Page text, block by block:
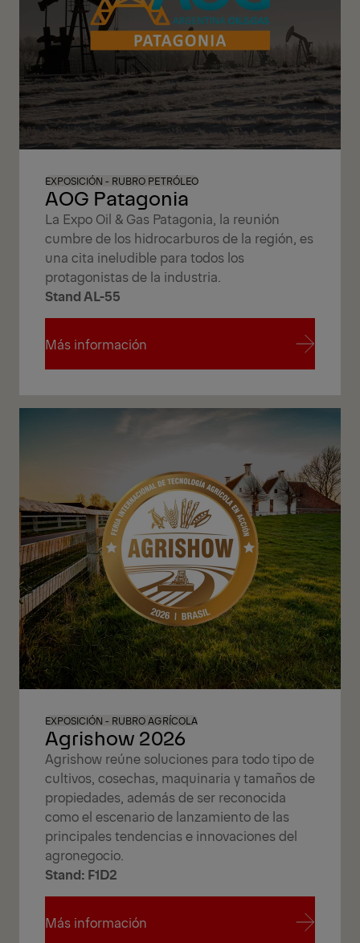
AOG Patagonia
EXPOSICIÓN - RUBRO PETRÓLEO
La Expo Oil & Gas Patagonia, la reunión
cumbre de los hidrocarburos de la región, es
una cita ineludible para todos los
protagonistas de la industria.
Stand AL-55
Más información
Agrishow 2026
EXPOSICIÓN - RUBRO AGRÍCOLA
Agrishow reúne soluciones para todo tipo de
cultivos, cosechas, maquinaria y tamaños de
propiedades, además de ser reconocida
como el escenario de lanzamiento de las
principales tendencias e innovaciones del
agronegocio.
Stand: F1D2
Más información